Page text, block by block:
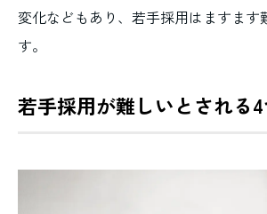
変化などもあり、若手採用はますます
す。
若手採用が難しいとされる